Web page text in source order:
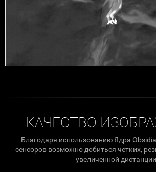
КАЧЕСТВО
Благодаря использованию Ядра
сенсоров возможно добиться четких,
увеличенной